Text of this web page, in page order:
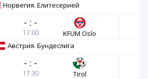
Норвегия. Елитесерией
- : -
17:00
KFUM Oslo
Австрия. Бундеслига
- : -
17:30
Tirol